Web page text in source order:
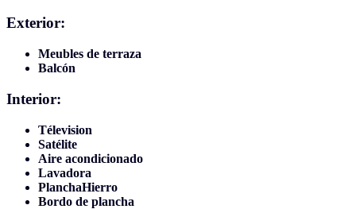
Exterior:
Meubles de terraza
Balcón
Interior:
Télevision
Satélite
Aire acondicionado
Lavadora
PlanchaHierro
Bordo de plancha